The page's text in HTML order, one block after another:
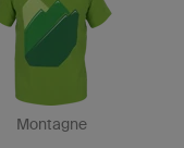
Montagne